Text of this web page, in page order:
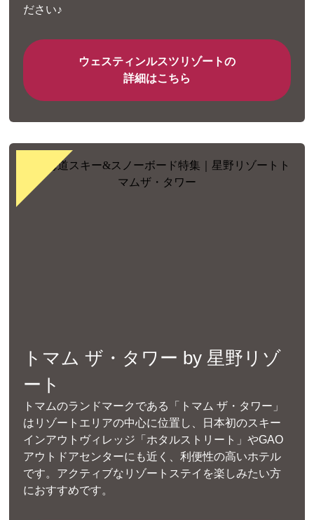
ださい♪
ウェスティンルスツリゾートの
詳細はこちら
トマム ザ・タワー by 星野リゾ
ート
トマムのランドマークである「トマム ザ・タワー」
はリゾートエリアの中心に位置し、日本初のスキー
インアウトヴィレッジ「ホタルストリート」やGAO
アウトドアセンターにも近く、利便性の高いホテル
です。アクティブなリゾートステイを楽しみたい方
におすすめです。